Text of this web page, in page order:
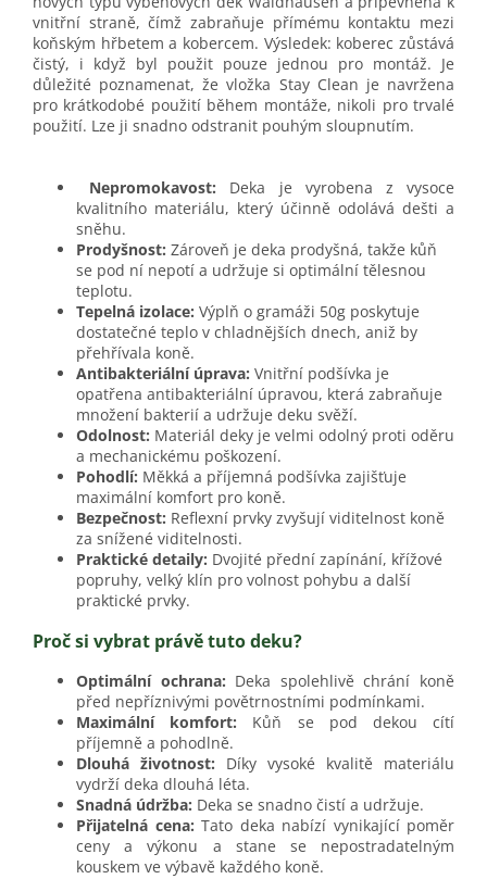
vnitřní straně, čímž zabraňuje přímému kontaktu mezi
koňským hřbetem a kobercem. Výsledek: koberec zůstává
čistý, i když byl použit pouze jednou pro montáž. Je
důležité poznamenat, že vložka Stay Clean je navržena
pro krátkodobé použití během montáže, nikoli pro trvalé
použití. Lze ji snadno odstranit pouhým sloupnutím.
Nepromokavost: Deka je vyrobena z vysoce
kvalitního materiálu, který účinně odolává dešti a
sněhu.
Prodyšnost: Zároveň je deka prodyšná, takže kůň
se pod ní nepotí a udržuje si optimální tělesnou
teplotu.
Tepelná izolace: Výplň o gramáži 50g poskytuje
dostatečné teplo v chladnějších dnech, aniž by
přehřívala koně.
Antibakteriální úprava: Vnitřní podšívka je
opatřena antibakteriální úpravou, která zabraňuje
množení bakterií a udržuje deku svěží.
Odolnost: Materiál deky je velmi odolný proti oděru
a mechanickému poškození.
Pohodlí: Měkká a příjemná podšívka zajišťuje
maximální komfort pro koně.
Bezpečnost: Reflexní prvky zvyšují viditelnost koně
za snížené viditelnosti.
Praktické detaily: Dvojité přední zapínání, křížové
popruhy, velký klín pro volnost pohybu a další
praktické prvky.
Proč si vybrat právě tuto deku?
Optimální ochrana: Deka spolehlivě chrání koně
před nepříznivými povětrnostními podmínkami.
Maximální komfort: Kůň se pod dekou cítí
příjemně a pohodlně.
Dlouhá životnost: Díky vysoké kvalitě materiálu
vydrží deka dlouhá léta.
Snadná údržba: Deka se snadno čistí a udržuje.
Přijatelná cena: Tato deka nabízí vynikající poměr
ceny a výkonu a stane se nepostradatelným
kouskem ve výbavě každého koně.